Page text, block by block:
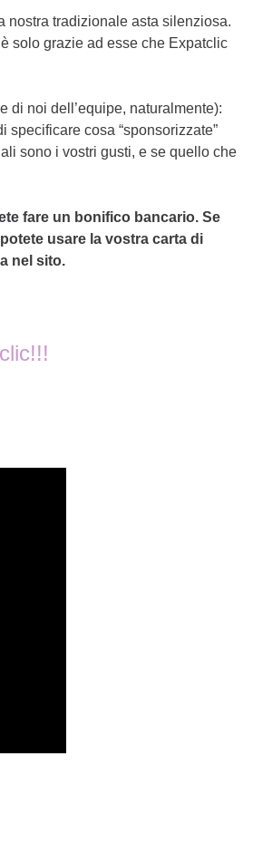
nostra tradizionale asta silenziosa.
solo grazie ad esse che Expatclic
di noi dell’equipe, naturalmente):
specificare cosa “sponsorizzate”
sono i vostri gusti, e se quello che
fare un bonifico bancario. Se
usare la vostra carta di
nel sito.